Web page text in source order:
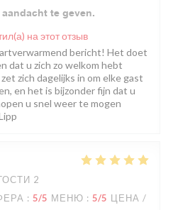
te geven.
на этот отзыв
bericht! Het doet
dat u zich zo welkom hebt
zich dagelijks in om elke gast
en het is bijzonder fijn dat u
u snel weer te mogen
2
: 5/5 МЕНЮ : 5/5 ЦЕНА /